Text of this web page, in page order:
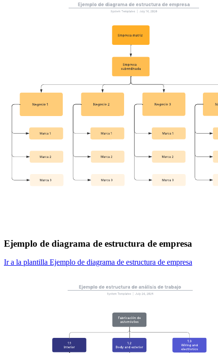
Ejemplo de diagrama de estructura de empresa
Ir a la plantilla Ejemplo de diagrama de estructura de empresa